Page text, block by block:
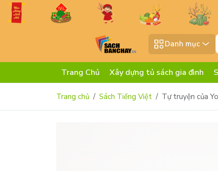
Danh mục
Trang Chủ Xây dựng tủ sách gia đình
Trang chủ Sách Tiếng Việt Tự truyện của